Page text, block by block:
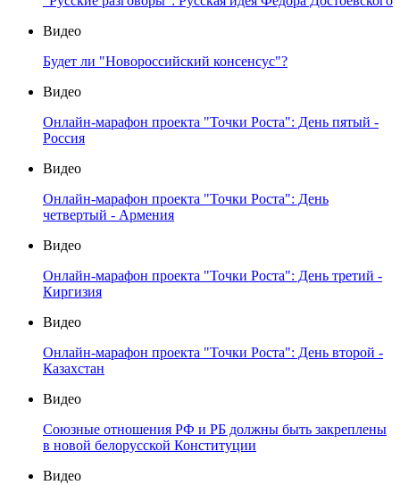
Видео
Будет ли "Новороссийский консенсус"?
Видео
Онлайн-марафон проекта "Точки Роста": День пятый -
Россия
Видео
Онлайн-марафон проекта "Точки Роста": День
четвертый - Армения
Видео
Онлайн-марафон проекта "Точки Роста": День третий -
Киргизия
Видео
Онлайн-марафон проекта "Точки Роста": День второй -
Казахстан
Видео
Союзные отношения РФ и РБ должны быть закреплены
в новой белорусской Конституции
Видео